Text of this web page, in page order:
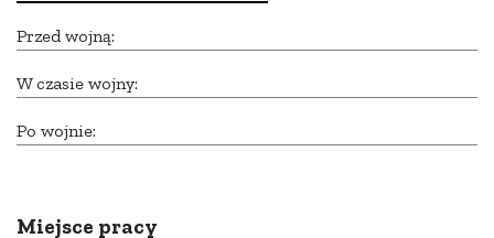
Przed wojną:
W czasie wojny:
Po wojnie:
Miejsce pracy